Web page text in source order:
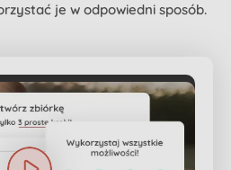
je w odpowiedni sposób.